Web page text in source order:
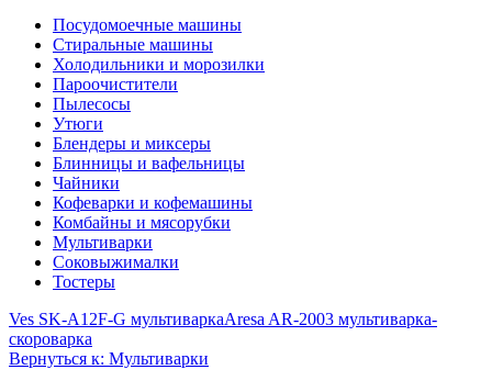
Посудомоечные машины
Стиральные машины
Холодильники и морозилки
Пароочистители
Пылесосы
Утюги
Блендеры и миксеры
Блинницы и вафельницы
Чайники
Кофеварки и кофемашины
Комбайны и мясорубки
Мультиварки
Соковыжималки
Тостеры
Ves SK-A12F-G мультиваркаAresa AR-2003 мультиварка-
скороварка
Вернуться к: Мультиварки